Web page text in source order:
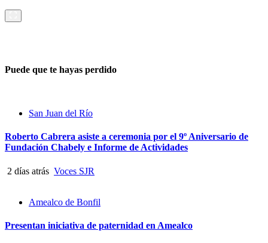
Puede que te hayas perdido
San Juan del Río
Roberto Cabrera asiste a ceremonia por el 9º Aniversario de
Fundación Chabely e Informe de Actividades
2 días atrás Voces SJR
Amealco de Bonfil
Presentan iniciativa de paternidad en Amealco